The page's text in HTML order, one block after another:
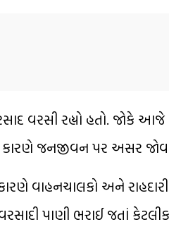
વરસી રહ્યો હતો. જોકે
કારણે જનજીવન પર અસર
કારણે વાહનચાલકો અને
પાણી ભરાઈ જતાં